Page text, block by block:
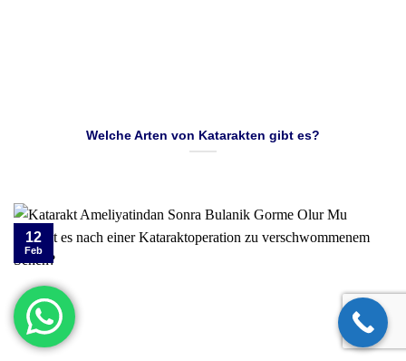
Welche Arten von Katarakten gibt es?
12
Feb